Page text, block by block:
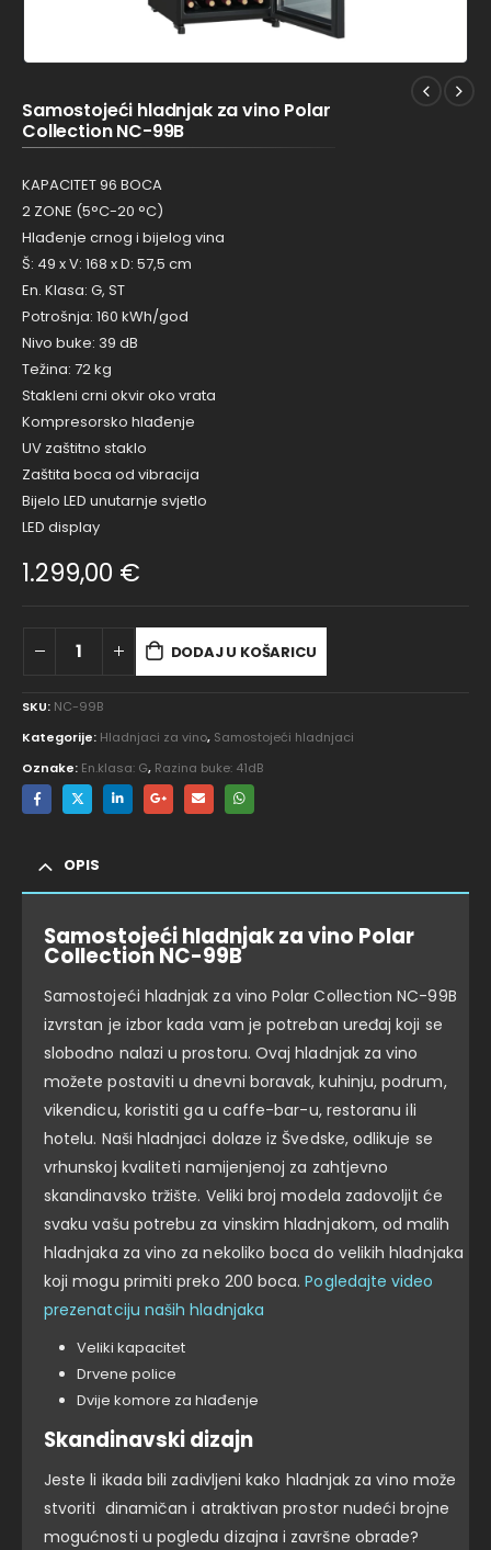
Samostojeći hladnjak za vino Polar
Collection NC-99B
KAPACITET 96 BOCA
2 ZONE (5°C-20 °C)
Hlađenje crnog i bijelog vina
Š: 49 x V: 168 x D: 57,5 cm
En. Klasa: G, ST
Potrošnja: 160 kWh/god
Nivo buke: 39 dB
Težina: 72 kg
Stakleni crni okvir oko vrata
Kompresorsko hlađenje
UV zaštitno staklo
Zaštita boca od vibracija
Bijelo LED unutarnje svjetlo
LED display
1.299,00 €
DODAJ U KOŠARICU
SKU: NC-99B
Kategorije: Hladnjaci za vino, Samostojeći hladnjaci
Oznake: En.klasa: G, Razina buke: 41dB
OPIS
Samostojeći hladnjak za vino Polar
Collection NC-99B
Samostojeći hladnjak za vino Polar Collection NC-99B
izvrstan je izbor kada vam je potreban uređaj koji se
slobodno nalazi u prostoru. Ovaj hladnjak za vino
možete postaviti u dnevni boravak, kuhinju, podrum,
vikendicu, koristiti ga u caffe-bar-u, restoranu ili
hotelu. Naši hladnjaci dolaze iz Švedske, odlikuje se
vrhunskoj kvaliteti namijenjenoj za zahtjevno
skandinavsko tržište. Veliki broj modela zadovoljit će
svaku vašu potrebu za vinskim hladnjakom, od malih
hladnjaka za vino za nekoliko boca do velikih hladnjaka
koji mogu primiti preko 200 boca.Pogledajte video
prezenatciju naših hladnjaka
Veliki kapacitet
Drvene police
Dvije komore za hlađenje
Skandinavski dizajn
Jeste li ikada bili zadivljeni kako hladnjak za vino može
stvoriti dinamičan i atraktivan prostor nudeći brojne
mogućnosti u pogledu dizajna i završne obrade?